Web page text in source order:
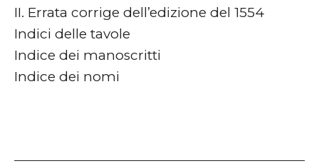
II. Errata corrige dell’edizione del 1554
Indici delle tavole
Indice dei manoscritti
Indice dei nomi